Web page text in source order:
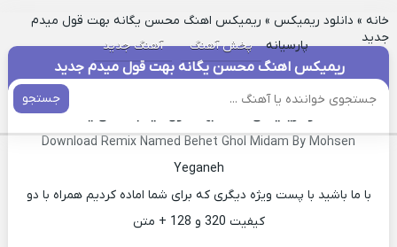
پارسیانه پخش آهنگ آهنگ جدید
جستجو
خانه» دانلود ریمیکس » ریمیکس اهنگ محسن یگانه بهت قول میدم
جدید
ریمیکس اهنگ محسن یگانه بهت قول میدم جدید
دانلود ریمیکس آهنگ بهت قول میدم محسن یگانه
Download Remix Named Behet Ghol Midam By Mohsen
Yeganeh
با ما باشید با پست ویژه دیگری که برای شما اماده کردیم همراه با دو
کیفیت 320 و 128 + متن